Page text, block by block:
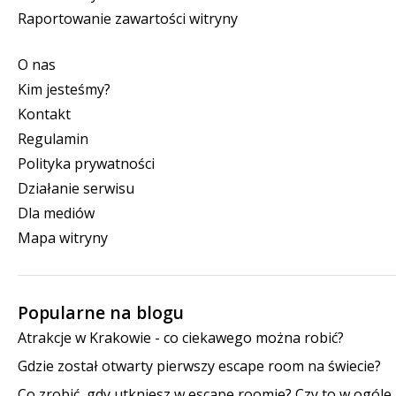
Raportowanie zawartości witryny
O nas
Kim jesteśmy?
Kontakt
Regulamin
Polityka prywatności
Działanie serwisu
Dla mediów
Mapa witryny
Popularne na blogu
Atrakcje w Krakowie - co ciekawego można robić?
Gdzie został otwarty pierwszy escape room na świecie?